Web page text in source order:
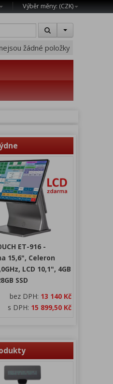
Výběr měny: (CZK)
žádné položky
ET-916 -
15,6", Celeron
LCD 10,1", 4GB
SSD
bez DPH: 13 140 Kč
s DPH: 15 899,50 Kč